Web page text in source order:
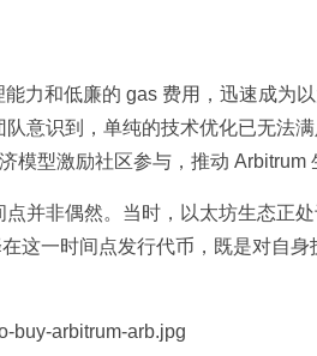
力和低廉的 gas 费用，迅速成为
意识到，单纯的技术优化已无法
型激励社区参与，推动 Arbitrum
并非偶然。当时，以太坊生态正
这一时间点发行代币，既是对自